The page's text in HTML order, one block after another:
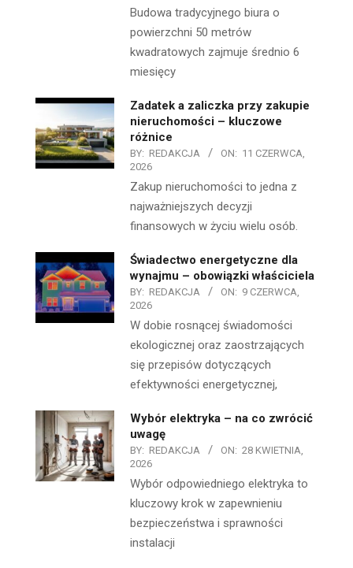
Budowa tradycyjnego biura o
powierzchni 50 metrów
kwadratowych zajmuje średnio 6
miesięcy
Zadatek a zaliczka przy zakupie
nieruchomości – kluczowe
różnice
BY: REDAKCJA ON: 11 CZERWCA,
2026
Zakup nieruchomości to jedna z
najważniejszych decyzji
finansowych w życiu wielu osób.
Świadectwo energetyczne dla
wynajmu – obowiązki właściciela
BY: REDAKCJA ON: 9 CZERWCA,
2026
W dobie rosnącej świadomości
ekologicznej oraz zaostrzających
się przepisów dotyczących
efektywności energetycznej,
Wybór elektryka – na co zwrócić
uwagę
BY: REDAKCJA ON: 28 KWIETNIA,
2026
Wybór odpowiedniego elektryka to
kluczowy krok w zapewnieniu
bezpieczeństwa i sprawności
instalacji